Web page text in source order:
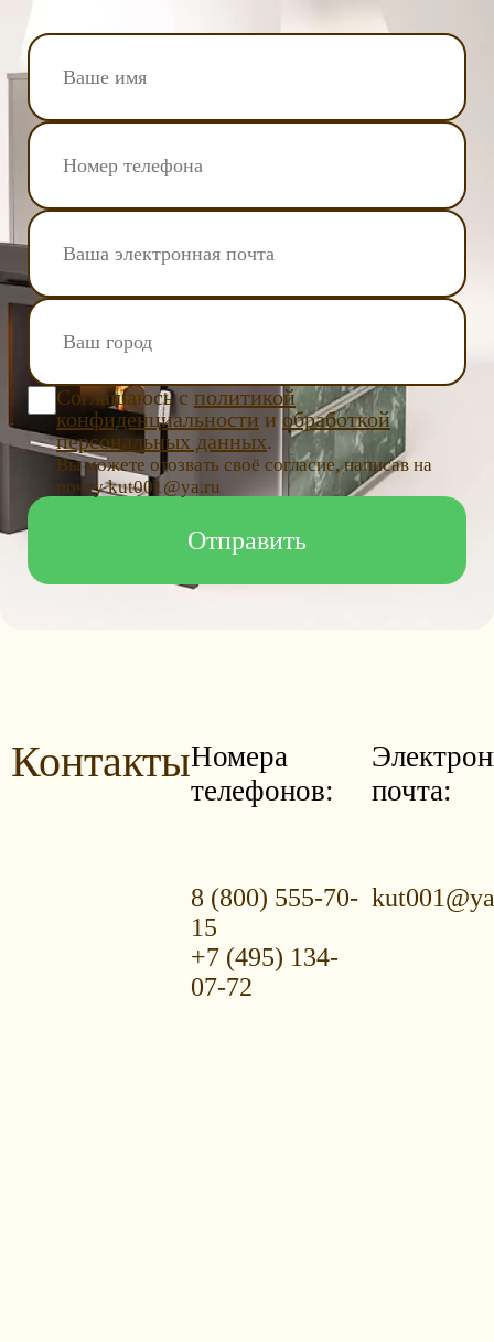
Соглашаюсь с политикой
конфиденциальности и обработкой
персональных данных.
Вы можете отозвать своё согласие, написав на
почту kut001@ya.ru
КонтактыНомера
телефонов:
8 (800) 555-70-
15
+7 (495) 134-
07-72
почта: